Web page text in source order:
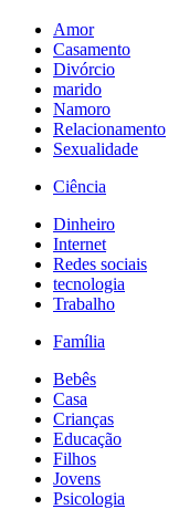
Amor
Casamento
Divórcio
marido
Namoro
Relacionamento
Sexualidade
Ciência
Dinheiro
Internet
Redes sociais
tecnologia
Trabalho
Família
Bebês
Casa
Crianças
Educação
Filhos
Jovens
Psicologia